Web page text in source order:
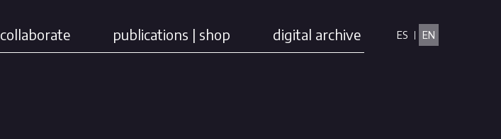
collaborate publications | shop digital archive ES EN